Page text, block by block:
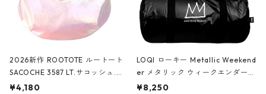
2026新作 ROOTOTE ルートート
SACOCHE 3587 LT.サコッシュ.ル
ミエ-B ショルダーバッグ グロスピ
¥4,180
LOQI ローキー Metallic Weekend
er メタリック ウィークエンダー
ボストンバッグ ショルダーバッグ
¥8,250